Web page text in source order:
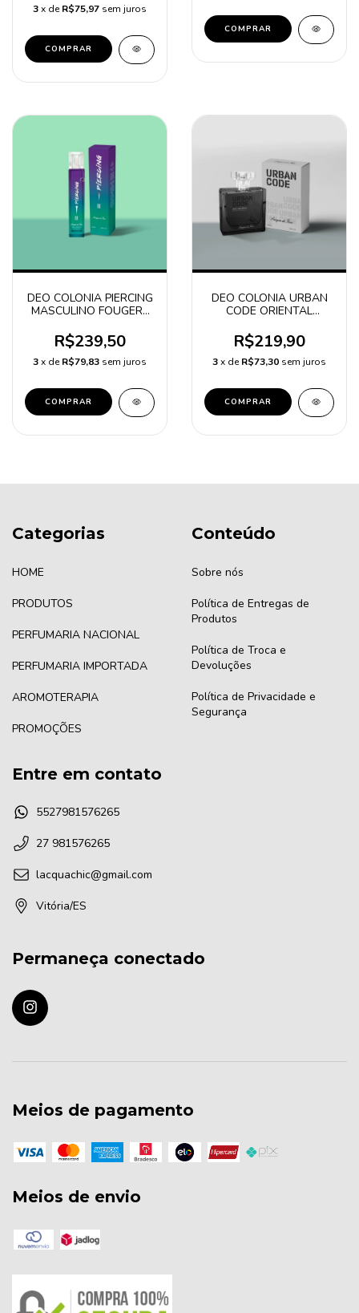
3x deR$75,97 sem juros
DEO COLONIA PIERCING
MASCULINO FOUGERE
R$239,50
3x deR$79,83 sem juros
DEO COLONIA URBAN
CODE ORIENTAL
EMBALAGEM
R$219,90
3x deR$73,30 sem juros
Categorias
HOME
PRODUTOS
PERFUMARIA NACIONAL
PERFUMARIA IMPORTADA
AROMOTERAPIA
PROMOÇÕES
Conteúdo
Sobre nós
Política de Entregas de
Produtos
Política de Troca e
Devoluções
Política de Privacidade e
Segurança
Entre em contato
5527981576265
27 981576265
lacquachic@gmail.com
Vitória/ES
Permaneça conectado
Meios de pagamento
Meios de envio